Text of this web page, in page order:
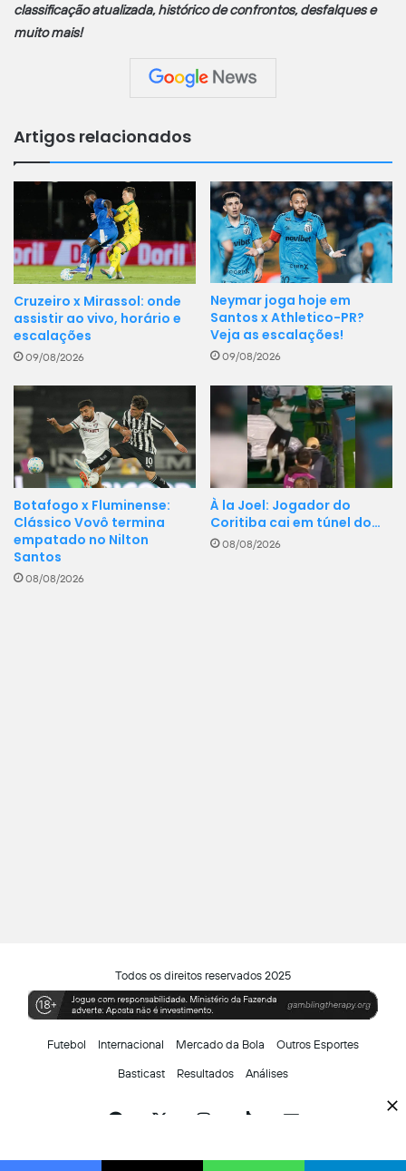
classificação atualizada, histórico de confrontos, desfalques e
muito mais!
Artigos relacionados
Cruzeiro x Mirassol: onde
assistir ao vivo, horário e
escalações
09/08/2026
Neymar joga hoje em
Santos x Athletico-PR?
Veja as escalações!
09/08/2026
Botafogo x Fluminense:
Clássico Vovô termina
empatado no Nilton
Santos
08/08/2026
À la Joel: Jogador do
Coritiba cai em túnel do…
08/08/2026
Todos os direitos reservados 2025
Futebol Internacional Mercado da Bola Outros Esportes
Basticast Resultados Análises
Facebook InstagramTikTokSiga-
nos